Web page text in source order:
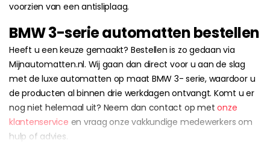
voorzien van een antisliplaag.
BMW 3-serie automatten bestellen
Heeft u een keuze gemaakt? Bestellen is zo gedaan via
Mijnautomatten.nl. Wij gaan dan direct voor u aan de slag
met de luxe automatten op maat BMW 3- serie, waardoor u
de producten al binnen drie werkdagen ontvangt. Komt u er
nog niet helemaal uit? Neem dan contact op metonze
klantenservice en vraag onze vakkundige medewerkers om
hulp of advies.